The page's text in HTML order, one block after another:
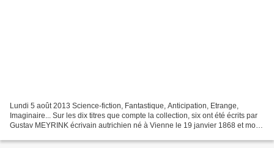
Lundi 5 août 2013 Science-fiction, Fantastique, Anticipation, Etrange,
Imaginaire... Sur les dix titres que compte la collection, six ont été écrits par
Gustav MEYRINK écrivain autrichien né à Vienne le 19 janvier 1868 et mort